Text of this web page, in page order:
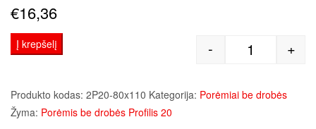
€16,36
produkto
- +
Į krepšelį
Produkto kodas: 2P20-80x110 Kategorija: Porėmiai be drobės
Žyma: Porėmis be drobės Profilis 20